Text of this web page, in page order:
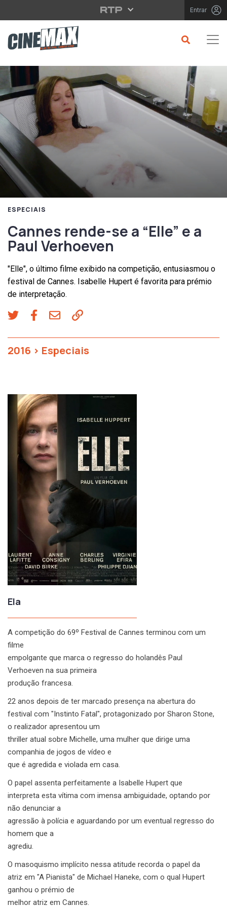
Saltar para o conteúdo principal Entrar
ESPECIAIS
Cannes rende-se a “Elle” e a
Paul Verhoeven
"Elle", o último filme exibido na competição, entusiasmou o
festival de Cannes. Isabelle Hupert é favorita para prémio
de interpretação.
2016 > Especiais
Ela
A competição do 69º Festival de Cannes terminou com um
filme
empolgante que marca o regresso do holandês Paul
Verhoeven na sua primeira
produção francesa.
22 anos depois de ter marcado presença na abertura do
festival com "Instinto Fatal", protagonizado por Sharon Stone,
o realizador apresentou um
thriller atual sobre Michelle, uma mulher que dirige uma
companhia de jogos de vídeo e
que é agredida e violada em casa.
O papel assenta perfeitamente a Isabelle Hupert que
interpreta esta vítima com imensa ambiguidade, optando por
não denunciar a
agressão à polícia e aguardando por um eventual regresso do
homem que a
agrediu.
O masoquismo implícito nessa atitude recorda o papel da
atriz em "A Pianista" de Michael Haneke, com o qual Hupert
ganhou o prémio de
melhor atriz em Cannes.